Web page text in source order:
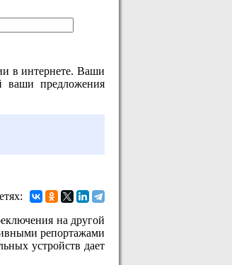
в интернете. Ваши
ваши предложения
на другой
репортажами
устройств дает